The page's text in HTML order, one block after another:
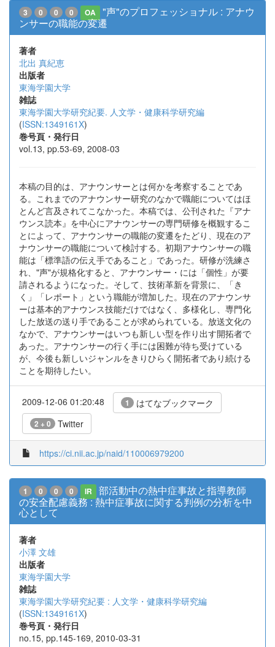
3 0 0 0 OA
"声"のプロフェッショナル : アナウ
ンサーの職能の変遷
著者
北出 真紀恵
出版者
東海学園大学
雑誌
東海学園大学研究紀要. 人文学・健康科学研究編
(ISSN:1349161X)
巻号頁・発行日
vol.13, pp.53-69, 2008-03
本稿の目的は、アナウンサーとは何かを考察することであ
る。これまでのアナウンサー研究のなかで職能についてはほ
とんど言及されてこなかった。本稿では、公刊された『アナ
ウンス読本』を中心にアナウンサーの専門研修を概観するこ
とによって、アナウンサーの職能の変遷をたどり、現在のア
ナウンサーの職能について検討する。初期アナウンサーの職
能は「標準語の伝え手であること」であった。研修が洗練さ
れ、"声"が規格化すると、アナウンサー・には「個性」が要
請されるようになった。そして、技術革新を背景に、「き
く」「レポート」という職能が増加した。現在のアナウンサ
ーは基本的アナウンス技能だけではなく、多様化し、専門化
した放送の送り手であることが求められている。放送文化の
なかで、アナウンサーはいつも新しい型を作り出す開拓者で
あった。アナウンサーの行く手には困難が待ち受けている
が、今後も新しいジャンルをきりひらく開拓者であり続ける
ことを期待したい。
2009-12-06 01:20:48 1 はてなブックマーク
2 + 0 Twitter
https://ci.nii.ac.jp/naid/110006979200
1 0 0 0 IR
部活動中の熱中症事故と指導教師
の安全配慮義務 : 熱中症事故に関する判例の分析を中
心として
著者
小澤 文雄
出版者
東海学園大学
雑誌
東海学園大学研究紀要 : 人文学・健康科学研究編
(ISSN:1349161X)
巻号頁・発行日
no.15, pp.145-169, 2010-03-31